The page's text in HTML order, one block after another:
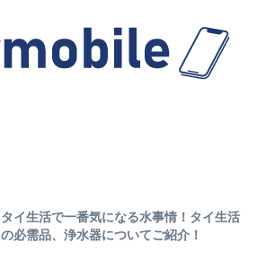
タイ生活で一番気になる水事情！タイ生活
の必需品、浄水器についてご紹介！